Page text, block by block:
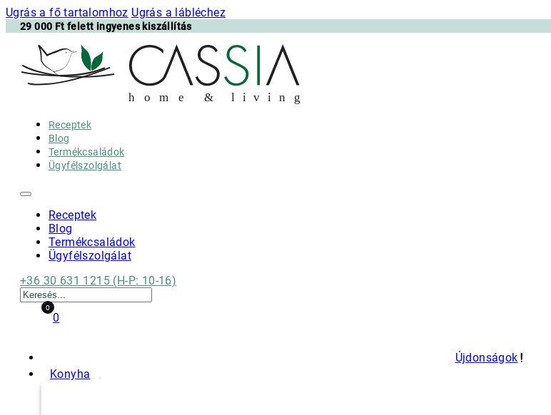
Ugrás a fő tartalomhoz Ugrás a lábléchez
29 000 Ft felett ingyenes kiszállítás
h o m e & l i v i n g
Receptek
Blog
Termékcsaládok
Ügyfélszolgálat
Receptek
Blog
Termékcsaládok
Ügyfélszolgálat
+36 30 631 1215 (H-P: 10-16)
Keresés
0
0
Újdonságok
Konyha